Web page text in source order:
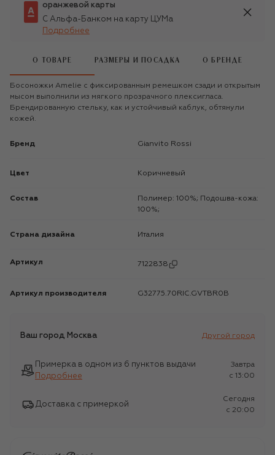
оранжевой карты
С Альфа-Банком на карту ЦУМа
Подробнее
О ТОВАРЕ РАЗМЕРЫ И ПОСАДКА О БРЕНДЕ
Босоножки Amelie с фиксированным ремешком сзади и открытым
мысом выполнили из мягкого прозрачного плексигласа.
Брендированную стельку, как и устойчивый каблук, обтянули
кожей.
Бренд Gianvito Rossi
Цвет Коричневый
Состав
Полимер: 100%; Подошва-кожа:
100%;
Страна дизайна Италия
Артикул 7122838
Артикул производителя G32775.70RIC.GVTBR0B
Ваш город Москва Другой город
Примерка в одном из 6 пунктов выдачи
Подробнее
Завтра
c 13:00
Доставка с примеркой
Сегодня
c 20:00